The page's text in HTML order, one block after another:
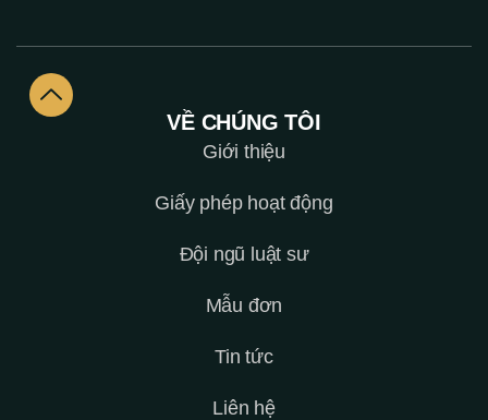
VỀ CHÚNG TÔI
Giới thiệu
Giấy phép hoạt động
Đội ngũ luật sư
Mẫu đơn
Tin tức
Liên hệ